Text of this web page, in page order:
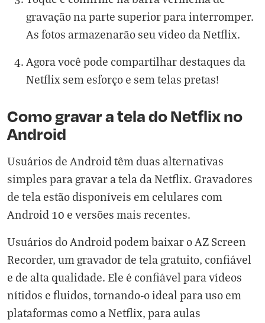
gravação na parte superior para interromper.
As fotos armazenarão seu vídeo da Netflix.
Agora você pode compartilhar destaques da
Netflix sem esforço e sem telas pretas!
Como gravar a tela do Netflix no
Android
Usuários de Android têm duas alternativas
simples para gravar a tela da Netflix. Gravadores
de tela estão disponíveis em celulares com
Android 10 e versões mais recentes.
Usuários do Android podem baixar o AZ Screen
Recorder, um gravador de tela gratuito, confiável
e de alta qualidade. Ele é confiável para vídeos
nítidos e fluidos, tornando-o ideal para uso em
plataformas como a Netflix, para aulas